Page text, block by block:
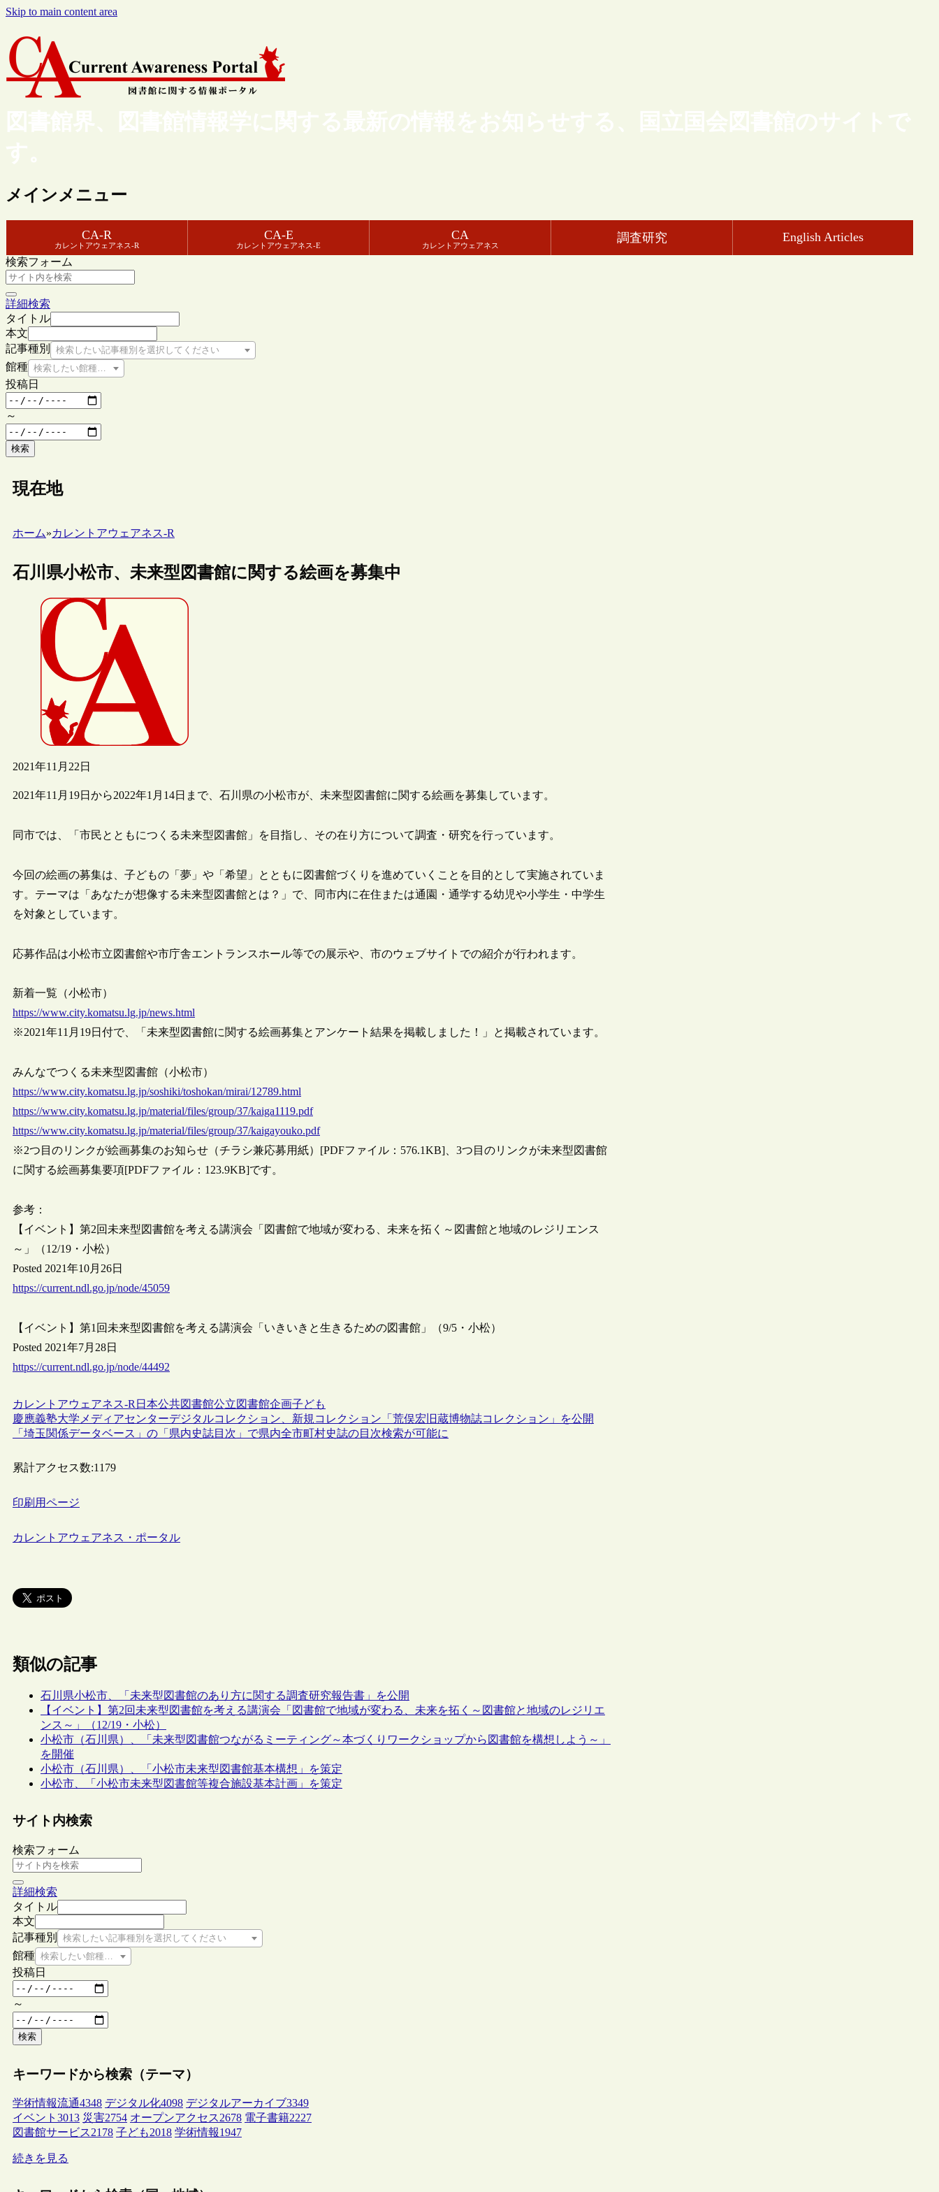
Skip to main content area
図書館界、図書館情報学に関する最新の情報をお知らせする、国立国会図書館のサイトで
す。
メインメニュー
CA-R
カレントアウェアネス-R
CA-E
カレントアウェアネス-E
CA
カレントアウェアネス
調査研究 English Articles
検索フォーム
詳細検索
タイトル
本文
記事種別
検索したい記事種別を選択してください
館種 検索したい館種を選択してください
投稿日
～
検索
現在地
ホーム»カレントアウェアネス-R
石川県小松市、未来型図書館に関する絵画を募集中
2021年11月22日
2021年11月19日から2022年1月14日まで、石川県の小松市が、未来型図書館に関する絵画を募集しています。
同市では、「市民とともにつくる未来型図書館」を目指し、その在り方について調査・研究を行っています。
今回の絵画の募集は、子どもの「夢」や「希望」とともに図書館づくりを進めていくことを目的として実施されていま
す。テーマは「あなたが想像する未来型図書館とは？」で、同市内に在住または通園・通学する幼児や小学生・中学生
を対象としています。
応募作品は小松市立図書館や市庁舎エントランスホール等での展示や、市のウェブサイトでの紹介が行われます。
新着一覧（小松市）
https://www.city.komatsu.lg.jp/news.html
※2021年11月19日付で、「未来型図書館に関する絵画募集とアンケート結果を掲載しました！」と掲載されています。
みんなでつくる未来型図書館（小松市）
https://www.city.komatsu.lg.jp/soshiki/toshokan/mirai/12789.html
https://www.city.komatsu.lg.jp/material/files/group/37/kaiga1119.pdf
https://www.city.komatsu.lg.jp/material/files/group/37/kaigayouko.pdf
※2つ目のリンクが絵画募集のお知らせ（チラシ兼応募用紙）[PDFファイル：576.1KB]、3つ目のリンクが未来型図書館
に関する絵画募集要項[PDFファイル：123.9KB]です。
参考：
【イベント】第2回未来型図書館を考える講演会「図書館で地域が変わる、未来を拓く～図書館と地域のレジリエンス
～」（12/19・小松）
Posted 2021年10月26日
https://current.ndl.go.jp/node/45059
【イベント】第1回未来型図書館を考える講演会「いきいきと生きるための図書館」（9/5・小松）
Posted 2021年7月28日
https://current.ndl.go.jp/node/44492
カレントアウェアネス-R 日本公共図書館公立図書館企画子ども
慶應義塾大学メディアセンターデジタルコレクション、新規コレクション「荒俣宏旧蔵博物誌コレクション」を公開
「埼玉関係データベース」の「県内史誌目次」で県内全市町村史誌の目次検索が可能に
累計アクセス数:1179
印刷用ページ
カレントアウェアネス・ポータル
類似の記事
石川県小松市、「未来型図書館のあり方に関する調査研究報告書」を公開
【イベント】第2回未来型図書館を考える講演会「図書館で地域が変わる、未来を拓く～図書館と地域のレジリエ
ンス～」（12/19・小松）
小松市（石川県）、「未来型図書館つながるミーティング～本づくりワークショップから図書館を構想しよう～」
を開催
小松市（石川県）、「小松市未来型図書館基本構想」を策定
小松市、「小松市未来型図書館等複合施設基本計画」を策定
サイト内検索
検索フォーム
詳細検索
タイトル
本文
記事種別
検索したい記事種別を選択してください
館種 検索したい館種を選択してください
投稿日
～
検索
キーワードから検索（テーマ）
学術情報流通4348 デジタル化4098 デジタルアーカイブ3349
イベント 3013 災害2754 オープンアクセス2678 電子書籍2227
図書館サービス2178 子ども2018 学術情報1947
続きを見る